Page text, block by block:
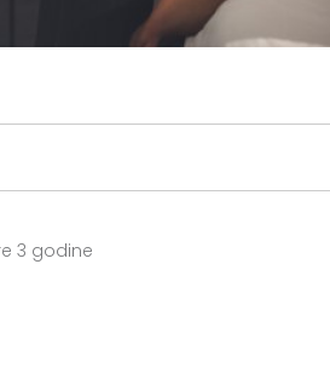
3 godine